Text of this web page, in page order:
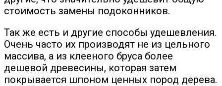
стоимость замены подоконников.
Так же есть и другие способы удешевления.
Очень часто их производят не из цельного
массива, а из клееного бруса более
дешевой древесины, которая затем
покрывается шпоном ценных пород дерева.